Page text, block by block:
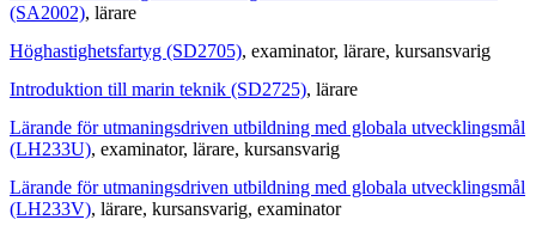
(SA2002), lärare
Höghastighetsfartyg (SD2705), examinator, lärare, kursansvarig
Introduktion till marin teknik (SD2725), lärare
Lärande för utmaningsdriven utbildning med globala utvecklingsmål
(LH233U), examinator, lärare, kursansvarig
Lärande för utmaningsdriven utbildning med globala utvecklingsmål
(LH233V), lärare, kursansvarig, examinator